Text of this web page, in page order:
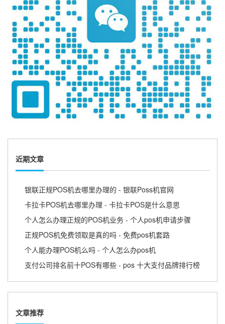
近期文章
银联正规POS机去哪里办理的 - 银联Poss机官网
卡拉卡POS机去哪里办理 - 卡拉卡POS是什么意思
个人怎么办理正规的POS机业务 - 个人pos机申请步骤
正规POS机免费领取是真的吗 - 免费pos机套路
个人能办理POS机么吗 - 个人怎么办pos机
支付公司排名前十POS有哪些 - pos 十大支付品牌排行榜
文章推荐